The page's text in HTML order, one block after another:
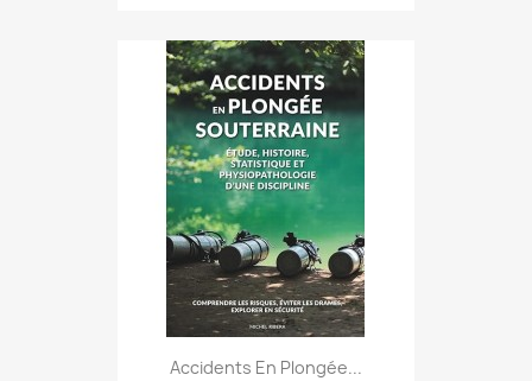
Accidents En Plongée...